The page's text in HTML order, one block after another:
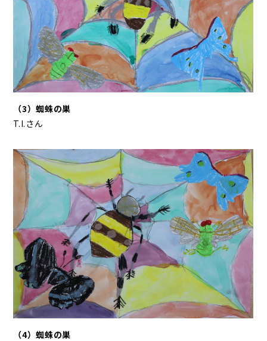
（3）蜘蛛の巣
T.I.さん
（4）蜘蛛の巣